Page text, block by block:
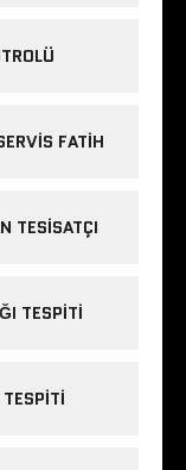
FATIH
TESISATÇI
TESPITI